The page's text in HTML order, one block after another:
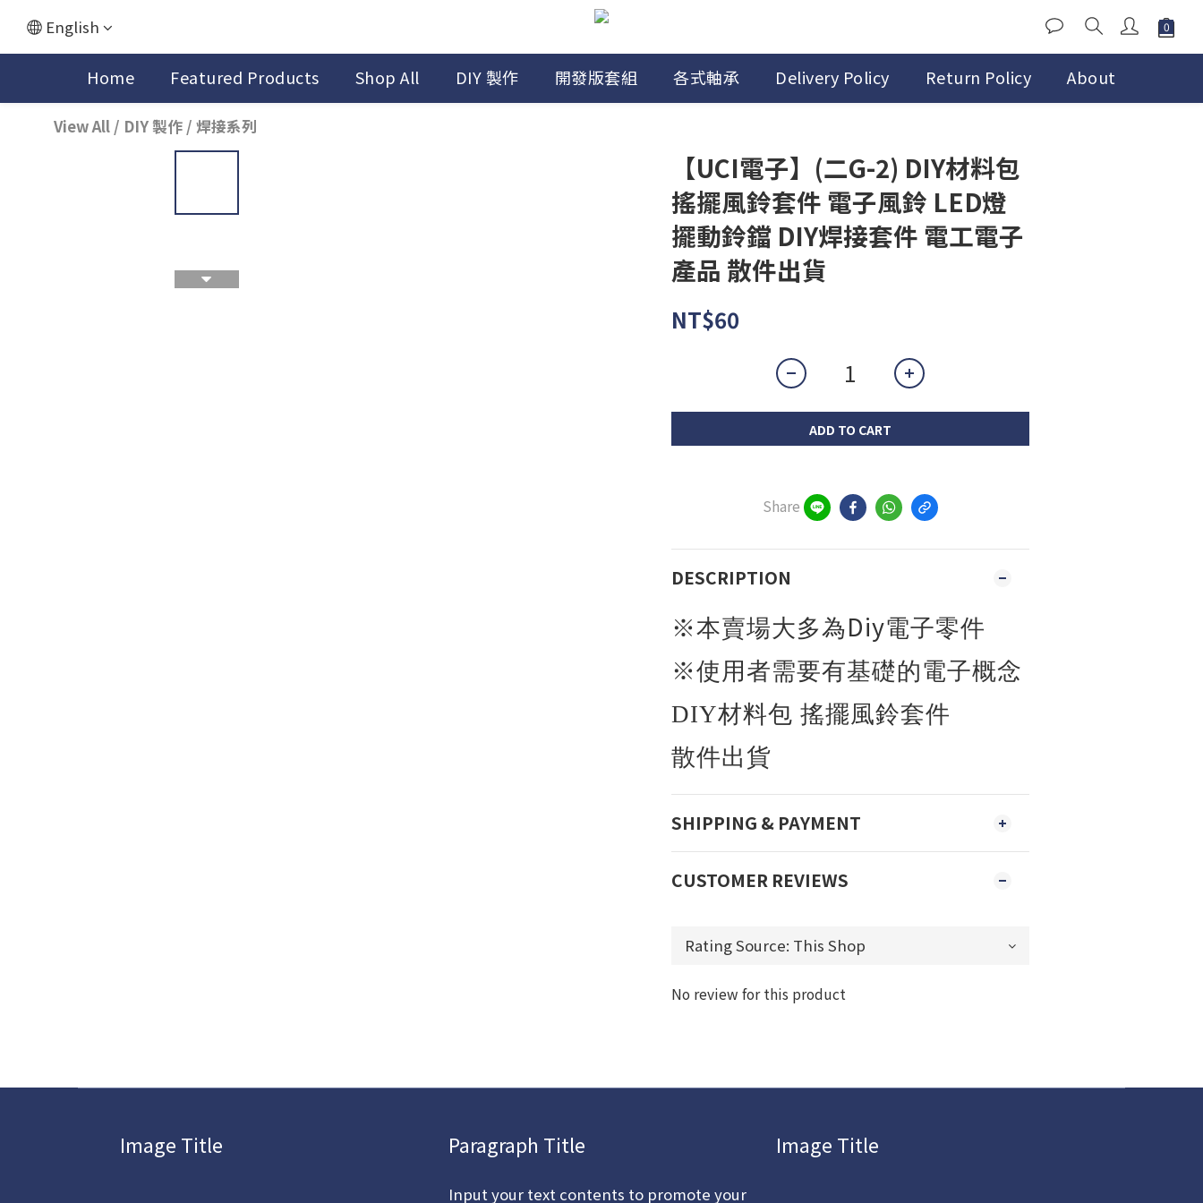
English
Home Featured Products Shop All DIY 製作 開發版套組 各式軸承 Delivery Policy Return Policy About
View All / DIY 製作 / 焊接系列
【UCI電子】(二G-2) DIY材料包
搖擺風鈴套件 電子風鈴 LED燈
擺動鈴鐺 DIY焊接套件 電工電子
產品 散件出貨
NT$60
ADD TO CART
Share
DESCRIPTION
※本賣場大多為Diy電子零件
※使用者需要有基礎的電子概念
DIY材料包 搖擺風鈴套件
散件出貨
SHIPPING & PAYMENT
CUSTOMER REVIEWS
No review for this product
Image Title Paragraph Title
Input your text contents to promote your
Image Title